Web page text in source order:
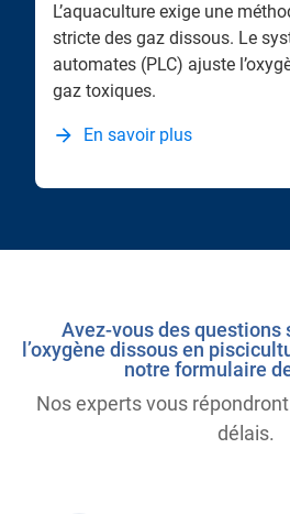
L’aquaculture exige une
stricte des gaz dissous. Le
automates (PLC) ajuste
gaz toxiques.
En savoir plus
Avez-vous des questions
l’oxygène dissous en
notre formulaire
Nos experts vous
délais.